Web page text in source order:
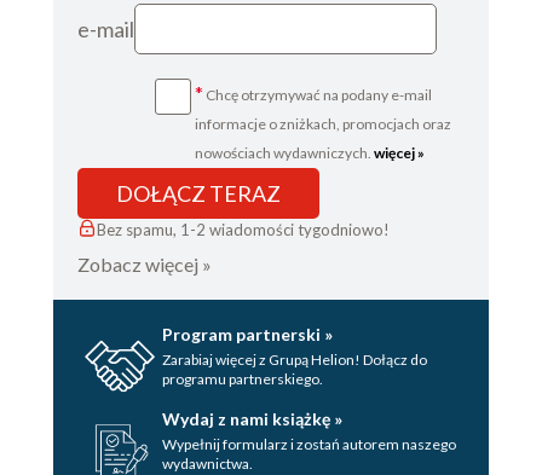
e-mail
* Chcę otrzymywać na podany e-mail
informacje o zniżkach, promocjach oraz
nowościach wydawniczych. więcej »
DOŁĄCZ TERAZ
Bez spamu, 1-2 wiadomości tygodniowo!
Zobacz więcej »
Program partnerski »
Zarabiaj więcej z Grupą Helion! Dołącz do
programu partnerskiego.
Wydaj z nami książkę »
Wypełnij formularz i zostań autorem naszego
wydawnictwa.